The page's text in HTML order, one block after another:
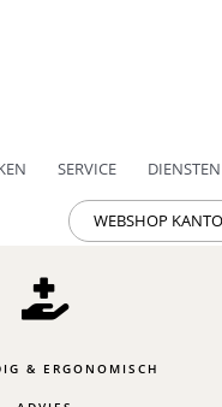
SERVICE DIENSTEN
WEBSHOP
& ERGONOMISCH